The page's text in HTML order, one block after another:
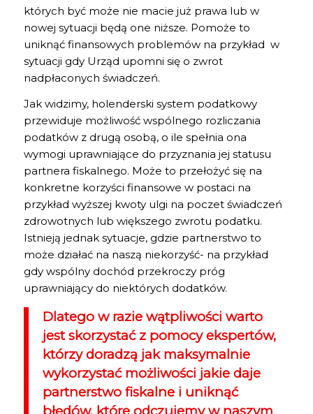
których być może nie macie już prawa lub w
nowej sytuacji będą one niższe. Pomoże to
uniknąć finansowych problemów na przykład w
sytuacji gdy Urząd upomni się o zwrot
nadpłaconych świadczeń.
Jak widzimy, holenderski system podatkowy
przewiduje możliwość wspólnego rozliczania
podatków z drugą osobą, o ile spełnia ona
wymogi uprawniające do przyznania jej statusu
partnera fiskalnego. Może to przełożyć się na
konkretne korzyści finansowe w postaci na
przykład wyższej kwoty ulgi na poczet świadczeń
zdrowotnych lub większego zwrotu podatku.
Istnieją jednak sytuacje, gdzie partnerstwo to
może działać na naszą niekorzyść- na przykład
gdy wspólny dochód przekroczy próg
uprawniający do niektórych dodatków.
Dlatego w razie wątpliwości warto
jest skorzystać z pomocy ekspertów,
którzy doradzą jak maksymalnie
wykorzystać możliwości jakie daje
partnerstwo fiskalne i uniknąć